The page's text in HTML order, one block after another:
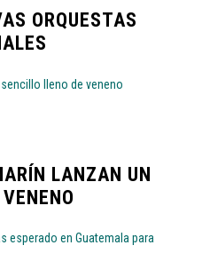
ORQUESTAS
LANZAN UN